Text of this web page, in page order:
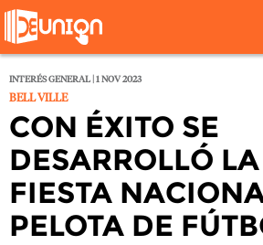
INTERÉS GENERAL | 1 NOV 2023
BELL VILLE
CON ÉXITO SE
DESARROLLÓ
FIESTA
PELOTA DE